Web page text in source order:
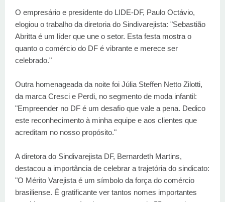
O empresário e presidente do LIDE-DF, Paulo Octávio,
elogiou o trabalho da diretoria do Sindivarejista: "Sebastião
Abritta é um líder que une o setor. Esta festa mostra o
quanto o comércio do DF é vibrante e merece ser
celebrado."
Outra homenageada da noite foi Júlia Steffen Netto Zilotti,
da marca Cresci e Perdi, no segmento de moda infantil:
"Empreender no DF é um desafio que vale a pena. Dedico
este reconhecimento à minha equipe e aos clientes que
acreditam no nosso propósito."
A diretora do Sindivarejista DF, Bernardeth Martins,
destacou a importância de celebrar a trajetória do sindicato:
"O Mérito Varejista é um símbolo da força do comércio
brasiliense. É gratificante ver tantos nomes importantes